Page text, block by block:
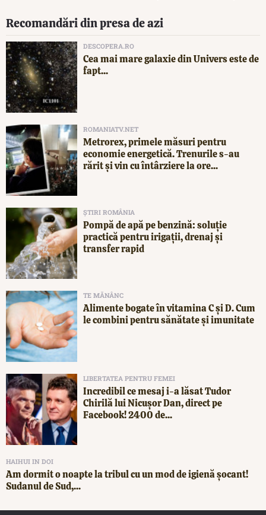
Recomandări din presa de azi
DESCOPERA.RO
Cea mai mare galaxie din Univers este de
fapt...
ROMANIATV.NET
Metrorex, primele măsuri pentru
economie energetică. Trenurile s-au
rărit și vin cu întârziere la ore...
ȘTIRI ROMÂNIA
Pompă de apă pe benzină: soluție
practică pentru irigații, drenaj și
transfer rapid
TE MĂNÂNC
Alimente bogate în vitamina C și D. Cum
le combini pentru sănătate și imunitate
LIBERTATEA PENTRU FEMEI
Incredibil ce mesaj i-a lăsat Tudor
Chirilă lui Nicușor Dan, direct pe
Facebook! 2400 de...
HAIHUI IN DOI
Am dormit o noapte la tribul cu un mod de igienă șocant!
Sudanul de Sud,...